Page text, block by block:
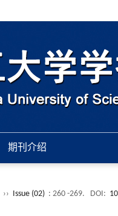
期刊介绍
›› Issue (02) : 260 -269. DOI: